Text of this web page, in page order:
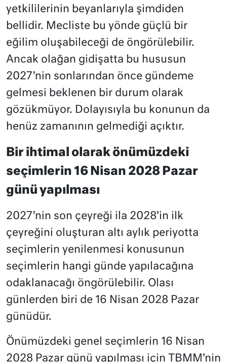
yetkililerinin beyanlarıyla şimdiden
bellidir. Mecliste bu yönde güçlü bir
eğilim oluşabileceği de öngörülebilir.
Ancak olağan gidişatta bu hususun
2027’nin sonlarından önce gündeme
gelmesi beklenen bir durum olarak
gözükmüyor. Dolayısıyla bu konunun da
henüz zamanının gelmediği açıktır.
Bir ihtimal olarak önümüzdeki
seçimlerin 16 Nisan 2028 Pazar
günü yapılması
2027’nin son çeyreği ila 2028’in ilk
çeyreğini oluşturan altı aylık periyotta
seçimlerin yenilenmesi konusunun
seçimlerin hangi günde yapılacağına
odaklanacağı öngörülebilir. Olası
günlerden biri de 16 Nisan 2028 Pazar
günüdür.
Önümüzdeki genel seçimlerin 16 Nisan
2028 Pazar günü yapılması için TBMM’nin